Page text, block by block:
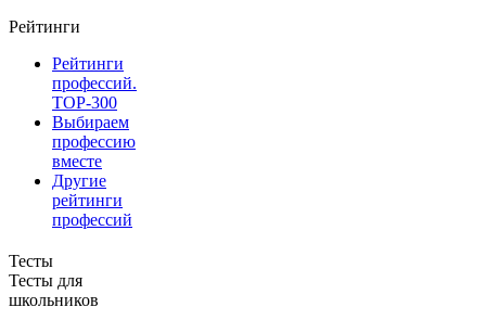
Рейтинги
Рейтинги
профессий.
TOP-300
Выбираем
профессию
вместе
Другие
рейтинги
профессий
Тесты
Тесты для
школьников